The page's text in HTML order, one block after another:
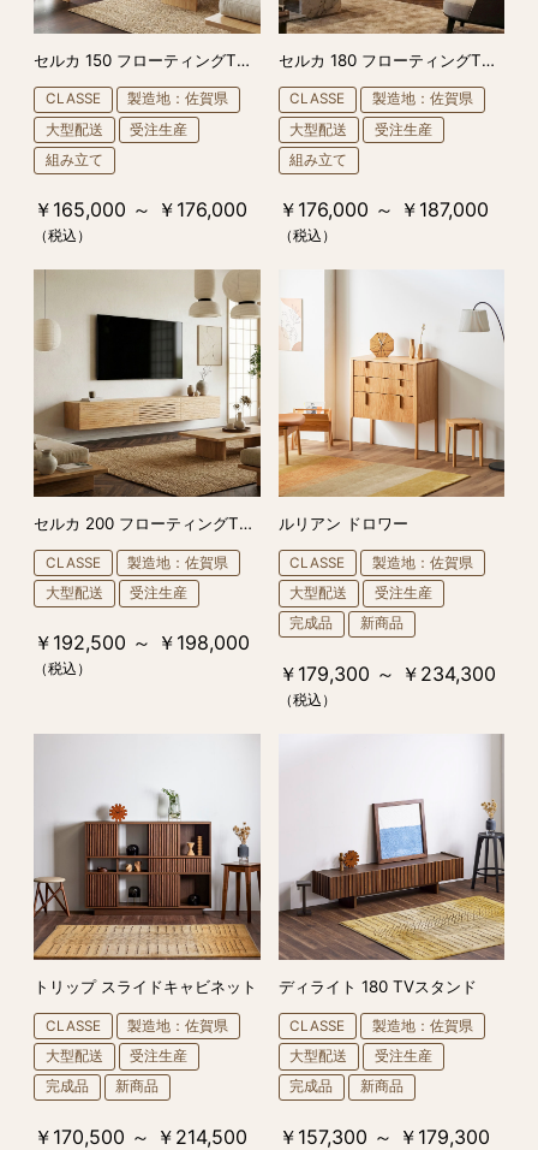
セルカ 150 フローティングTVスタンド
CLASSE
製造地：佐賀県
大型配送
受注生産
組み立て
￥165,000 ～ ￥176,000
（税込）
セルカ 180 フローティングTVスタンド
CLASSE
製造地：佐賀県
大型配送
受注生産
組み立て
￥176,000 ～ ￥187,000
（税込）
セルカ 200 フローティングTVスタンド
CLASSE
製造地：佐賀県
大型配送
受注生産
￥192,500 ～ ￥198,000
（税込）
ルリアン ドロワー
CLASSE
製造地：佐賀県
大型配送
受注生産
完成品
新商品
￥179,300 ～ ￥234,300
（税込）
トリップ スライドキャビネット
CLASSE
製造地：佐賀県
大型配送
受注生産
完成品
新商品
￥170,500 ～ ￥214,500
ディライト 180 TVスタンド
CLASSE
製造地：佐賀県
大型配送
受注生産
完成品
新商品
￥157,300 ～ ￥179,300